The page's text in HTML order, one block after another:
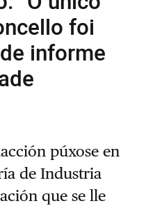
foi
informe
púxose en
de Industria
que se lle